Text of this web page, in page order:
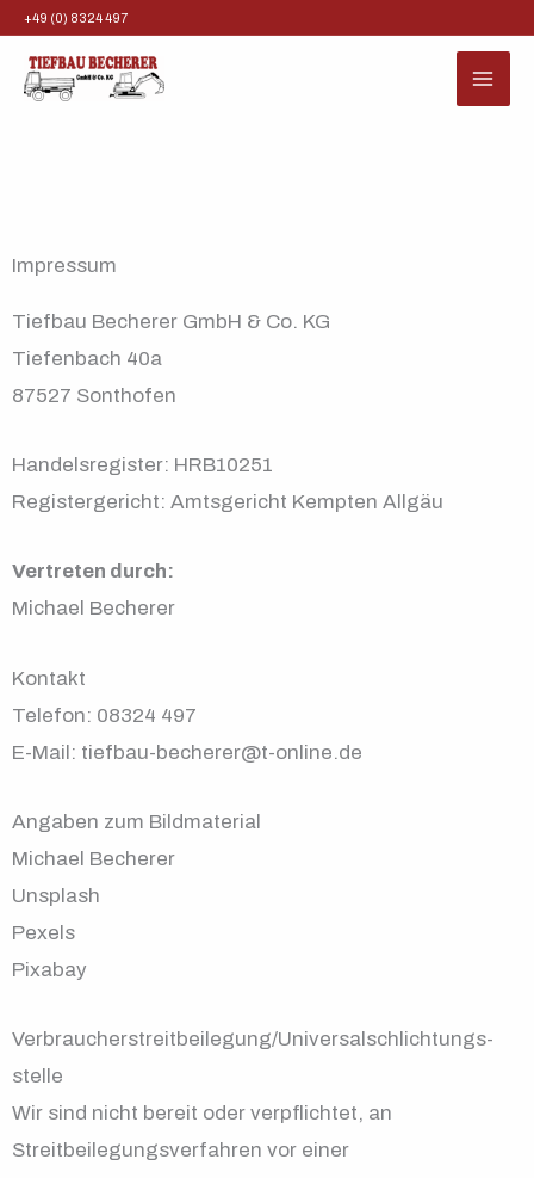
Zum
Inhalt
springen
+49 (0) 8324 497
Impressum
Tiefbau Becherer GmbH & Co. KG
Tiefenbach 40a
87527 Sonthofen
Handelsregister: HRB10251
Registergericht: Amtsgericht Kempten Allgäu
Vertreten durch:
Michael Becherer
Kontakt
Telefon: 08324 497
E-Mail: tiefbau-becherer@t-online.de
Angaben zum Bildmaterial
Michael Becherer
Unsplash
Pexels
Pixabay
Verbraucher­streit­beilegung/Universal­schlichtungs­
stelle
Wir sind nicht bereit oder verpflichtet, an
Streitbeilegungsverfahren vor einer